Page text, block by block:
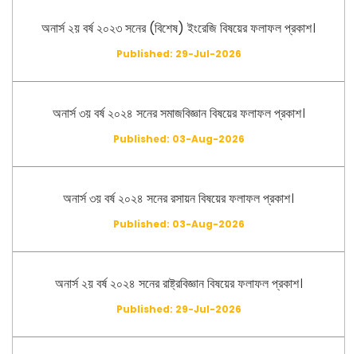
অনার্স ২য় বর্ষ ২০২৩ সনের (বিশেষ) ইংরেজি বিষয়ের ফলাফল প্রকাশ।
Published: 29-Jul-2026
অনার্স ৩য় বর্ষ ২০২৪ সনের সমাজবিজ্ঞান বিষয়ের ফলাফল প্রকাশ।
Published: 03-Aug-2026
অনার্স ৩য় বর্ষ ২০২৪ সনের রসায়ন বিষয়ের ফলাফল প্রকাশ।
Published: 03-Aug-2026
অনার্স ২য় বর্ষ ২০২৪ সনের রাষ্ট্রবিজ্ঞান বিষয়ের ফলাফল প্রকাশ।
Published: 29-Jul-2026